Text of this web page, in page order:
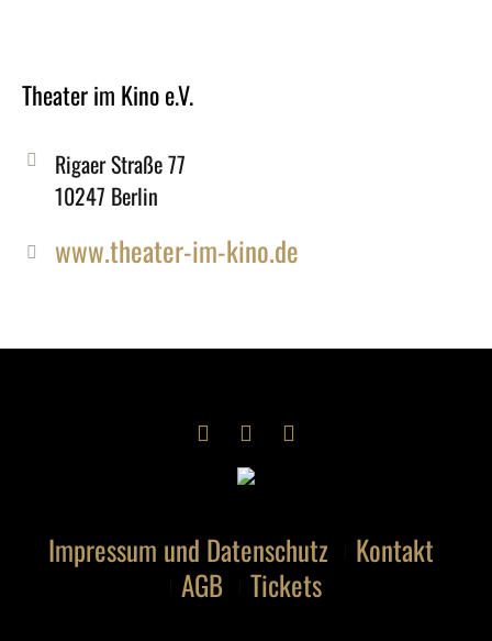
Theater im Kino e.V.
Rigaer Straße 77
10247 Berlin
www.theater-im-kino.de
Impressum und Datenschutz
Kontakt
AGB
Tickets